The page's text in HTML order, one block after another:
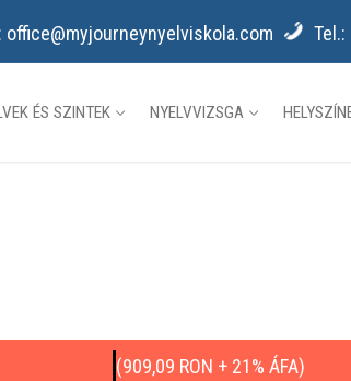
office@myjourneynyelviskola.com
ÉS SZINTEK NYELVVIZSGA
(909,09 RON + 21% ÁFA)